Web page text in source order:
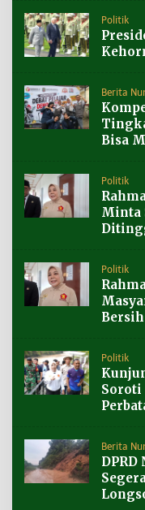
Politik
Berita
Bisa
Politik
Minta
Politik
Politik
Soroti
Berita
DPRD